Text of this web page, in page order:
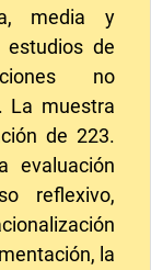
media y
estudios de
no
La muestra
de 223.
evaluación
reflexivo,
la